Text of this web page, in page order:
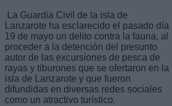
La Guardia Civil de la isla de
Lanzarote ha esclarecido el pasado día
19 de mayo un delito contra la fauna, al
proceder a la detención del presunto
autor de las excursiones de pesca de
rayas y tiburones que se ofertaron en la
isla de Lanzarote y que fueron
difundidas en diversas redes sociales
como un atractivo turístico.